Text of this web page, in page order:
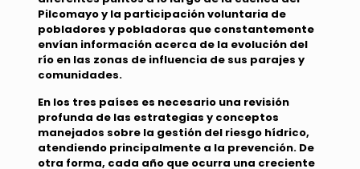
Pilcomayo y la participación voluntaria de
pobladores y pobladoras que constantemente
envían información acerca de la evolución del
río en las zonas de influencia de sus parajes y
comunidades.
En los tres países es necesario una revisión
profunda de las estrategias y conceptos
manejados sobre la gestión del riesgo hídrico,
atendiendo principalmente a la prevención. De
otra forma, cada año que ocurra una creciente